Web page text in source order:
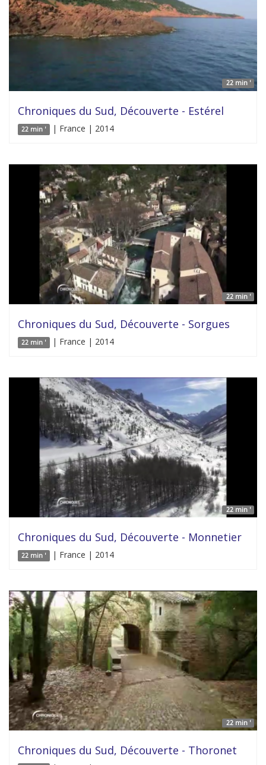
22 min '
Chroniques du Sud, Découverte - Estérel
22 min ' | France | 2014
22 min '
Chroniques du Sud, Découverte - Sorgues
22 min ' | France | 2014
22 min '
Chroniques du Sud, Découverte - Monnetier
22 min ' | France | 2014
22 min '
Chroniques du Sud, Découverte - Thoronet